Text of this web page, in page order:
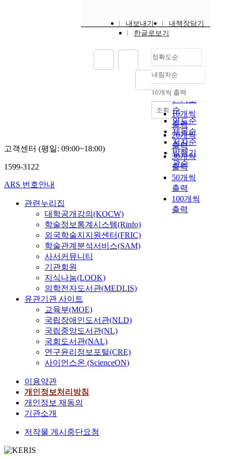
내보내기
내책장담기
한글로보기
정확도순
정확도
순
인기도
순
연도순
제목순
저자순
발행기
관순
내림차순
내림차순
10개씩 출력
10개씩
출력
20개씩
출력
30개씩
출력
50개씩
출력
100개씩
출력
조회
고객센터 (평일: 09:00~18:00)
1599-3122
ARS 번호안내
관련누리집
대학공개강의(KOCW)
학술정보통계시스템(Rinfo)
외국학술지지원센터(FRIC)
학술관계분석서비스(SAM)
사서커뮤니티
기관회원
지식나눔(LOOK)
의학전자도서관(MEDLIS)
유관기관 사이트
교육부(MOE)
국립장애인도서관(NLD)
국립중앙도서관(NL)
국회도서관(NAL)
연구윤리정보포털(CRE)
사이언스온 (ScienceON)
이용약관
개인정보처리방침
개인정보 재동의
기관소개
저작물 게시중단요청